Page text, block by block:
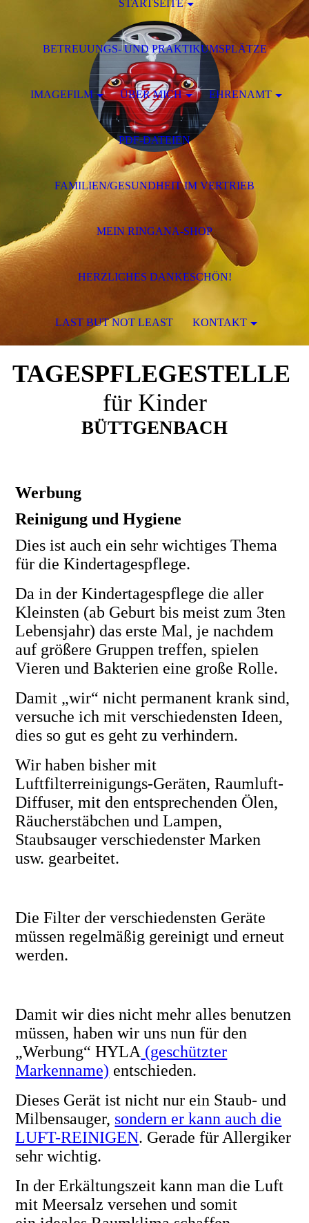
TAGESPFLEGESTELLE
für Kinder
BÜTTGENBACH
Werbung
Reinigung und Hygiene
Dies ist auch ein sehr wichtiges Thema
für die Kindertagespflege.
Da in der Kindertagespflege die aller
Kleinsten (ab Geburt bis meist zum 3ten
Lebensjahr) das erste Mal, je nachdem
auf größere Gruppen treffen, spielen
Vieren und Bakterien eine große Rolle.
Damit „wir“ nicht permanent krank sind,
versuche ich mit verschiedensten Ideen,
dies so gut es geht zu verhindern.
Wir haben bisher mit
Luftfilterreinigungs-Geräten, Raumluft-
Diffuser, mit den entsprechenden Ölen,
Räucherstäbchen und Lampen,
Staubsauger verschiedenster Marken
usw. gearbeitet.
Die Filter der verschiedensten Geräte
müssen regelmäßig gereinigt und erneut
werden.
Damit wir dies nicht mehr alles benutzen
müssen, haben wir uns nun für den
„Werbung“ HYLA(geschützter
Markenname) entschieden.
Dieses Gerät ist nicht nur ein Staub- und
Milbensauger, sondern er kann auch die
LUFT-REINIGEN. Gerade für Allergiker
sehr wichtig.
In der Erkältungszeit kann man die Luft
mit Meersalz versehen und somit
STARTSEITE
BETREUUNGS- UND PRAKTIKUMSPLÄTZE
IMAGEFILM ÜBER MICH EHRENAMT
PDF-DATEIEN
FAMILIEN/GESUNDHEIT IM VERTRIEB
MEIN RINGANA-SHOP
HERZLICHES DANKESCHÖN!
LAST BUT NOT LEAST KONTAKT